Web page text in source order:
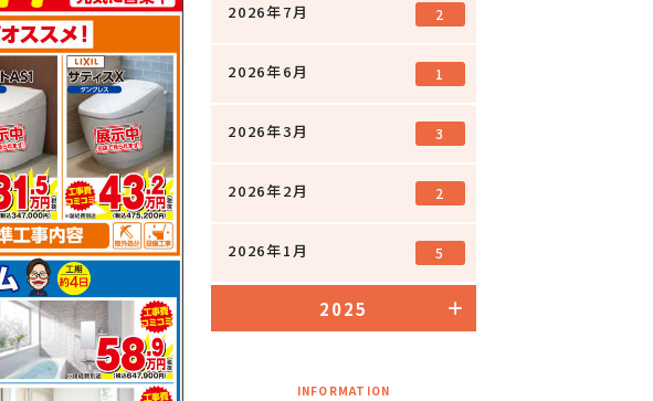
2026年7月 2
2026年6月 1
2026年3月 3
2026年2月 2
2026年1月 5
2025
INFORMATION